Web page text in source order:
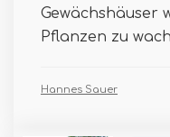
Gewächshäuser
Pflanzen zu
Hannes Sauer